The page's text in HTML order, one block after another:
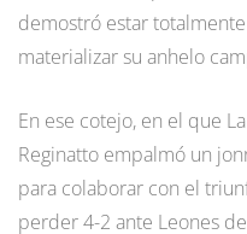
demostró estar
materializar su anhelo
En ese cotejo, en el que
Reginatto empalmó un
para colaborar con el
perder 4-2 ante Leones